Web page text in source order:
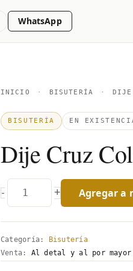
WhatsApp
INICIO · BISUTERÍA · DIJE
BISUTERÍA EN
Dije Cruz
-
Dije
Colores
+ Agregar a
Categoría:
Bisutería
Venta:
Al detal y al por mayor